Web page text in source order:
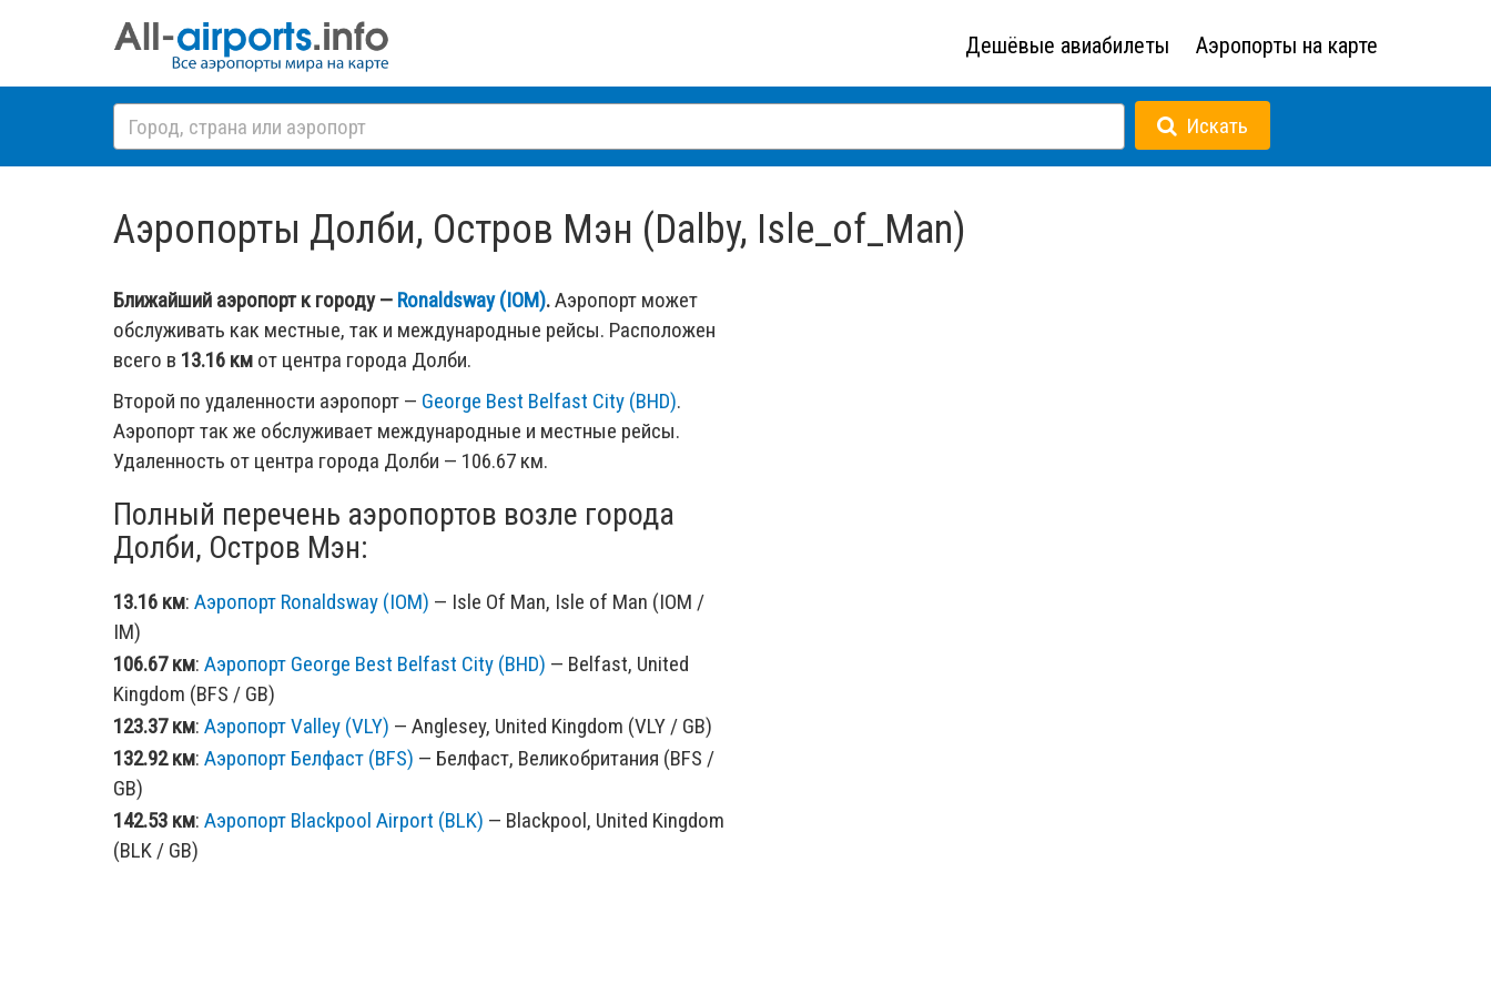
Дешёвые авиабилеты Аэропорты на карте
Искать
Аэропорты Долби, Остров Мэн (Dalby, Isle_of_Man)
Ближайший аэропорт к городу — Ronaldsway (IOM).Аэропорт может
обслуживать как местные, так и международные рейсы. Расположен
всего в 13.16 км от центра города Долби.
Второй по удаленности аэропорт — George Best Belfast City (BHD).
Аэропорт так же обслуживает международные и местные рейсы.
Удаленность от центра города Долби — 106.67 км.
Полный перечень аэропортов возле города
Долби, Остров Мэн:
13.16 км: Аэропорт Ronaldsway (IOM) — Isle Of Man, Isle of Man (IOM /
IM)
106.67 км: Аэропорт George Best Belfast City (BHD) — Belfast, United
Kingdom (BFS / GB)
123.37 км: Аэропорт Valley (VLY) — Anglesey, United Kingdom (VLY / GB)
132.92 км: Аэропорт Белфаст (BFS) — Белфаст, Великобритания (BFS /
GB)
142.53 км: Аэропорт Blackpool Airport (BLK) — Blackpool, United Kingdom
(BLK / GB)